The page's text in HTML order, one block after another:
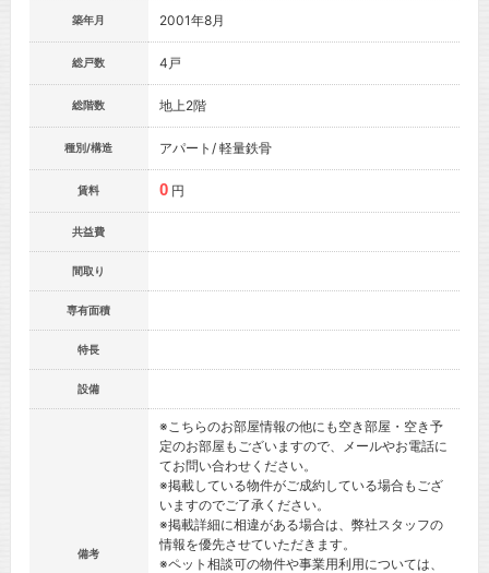
築年月 2001年8月
総戸数 4戸
総階数 地上2階
種別/構造 アパート/ 軽量鉄骨
賃料 0 円
共益費
間取り
専有面積
特長
設備
備考
※こちらのお部屋情報の他にも空き部屋・空き予
定のお部屋もございますので、メールやお電話に
てお問い合わせください。
※掲載している物件がご成約している場合もござ
いますのでご了承ください。
※掲載詳細に相違がある場合は、弊社スタッフの
情報を優先させていただきます。
※ペット相談可の物件や事業用利用については、